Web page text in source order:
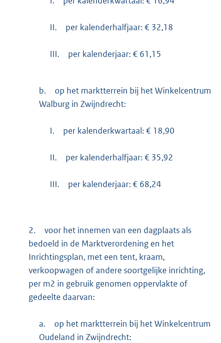
II. per kalenderhalfjaar: € 32,18
III. per kalenderjaar: € 61,15
b.
op het marktterrein bij het Winkelcentrum
Walburg in Zwijndrecht:
I. per kalenderkwartaal: € 18,90
II. per kalenderhalfjaar: € 35,92
III. per kalenderjaar: € 68,24
2.
voor het innemen van een dagplaats als
bedoeld in de Marktverordening en het
Inrichtingsplan, met een tent, kraam,
verkoopwagen of andere soortgelijke inrichting,
per m2 in gebruik genomen oppervlakte of
gedeelte daarvan:
a.
op het marktterrein bij het Winkelcentrum
Oudeland in Zwijndrecht: